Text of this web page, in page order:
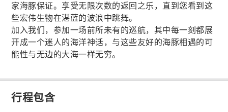
家海豚保证。享受无限次数的返回之乐，直到您看到这
些宏伟生物在湛蓝的波浪中跳舞。
加入我们，参加一场前所未有的巡航，其中每一刻都展
开成一个迷人的海洋神话，与这些友好的海豚相遇的可
能性与无边的大海一样无穷。
行程包含